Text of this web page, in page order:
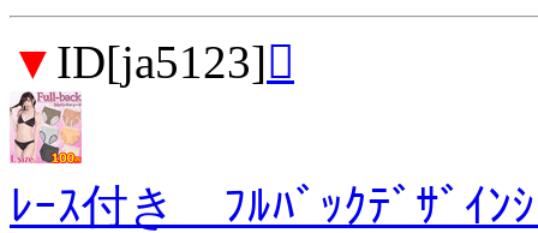
▼ ID[ja5123]
ﾚｰｽ付き ﾌﾙﾊﾞｯｸﾃﾞｻﾞｲ